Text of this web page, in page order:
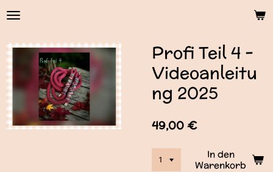
Zum
Hauptinhalt
Profi Teil 4 -
Videoanleitu
ng 2025
49,00 €
In den
Warenkorb